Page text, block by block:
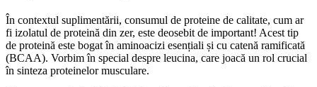
În contextul suplimentării, consumul de proteine de calitate, cum ar
fi izolatul de proteină din zer, este deosebit de important! Acest tip
de proteină este bogat în aminoacizi esențiali și cu catenă ramificată
(BCAA). Vorbim în special despre leucina, care joacă un rol crucial
în sinteza proteinelor musculare.